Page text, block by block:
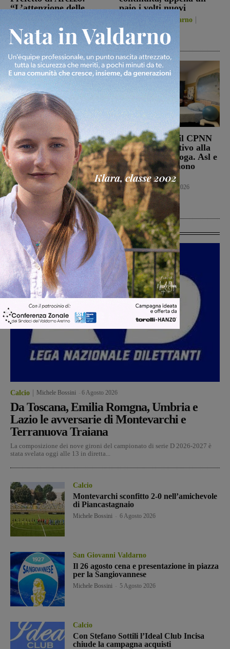
“L’attenzione delle
vicenda resta alta”
Cronaca 6 Agosto 2026
paio i volti nuovi
San Giovanni Valdarno
6 Agosto 2026
Punto Nascita, no alla
deroga ma il Ministero
apre al monitoraggio di
sei mesi. Vadi: “Una
risposta che valutiamo
positivamente anche se
con prudenza”
Cronaca 6 Agosto 2026
Punto nascita: il CPNN
dà parere negativo alla
richiesta di deroga. Asl e
Regione esprimono
disappunto
Cronaca 6 Agosto 2026
Ultime Calcio
Calcio Michele Bossini 6 Agosto 2026
Da Toscana, Emilia Romgna, Umbria e
Lazio le avversarie di Montevarchi e
Terranuova Traiana
La composizione dei nove gironi del campionato di serie D 2026-2027 è
stata svelata oggi alle 13 in diretta...
Calcio
Montevarchi sconfitto 2-0 nell’amichevole
di Piancastagnaio
Michele Bossini 6 Agosto 2026
San Giovanni Valdarno
Il 26 agosto cena e presentazione in piazza
per la Sangiovannese
Michele Bossini 5 Agosto 2026
Calcio
Con Stefano Sottili l’Ideal Club Incisa
chiude la campagna acquisti